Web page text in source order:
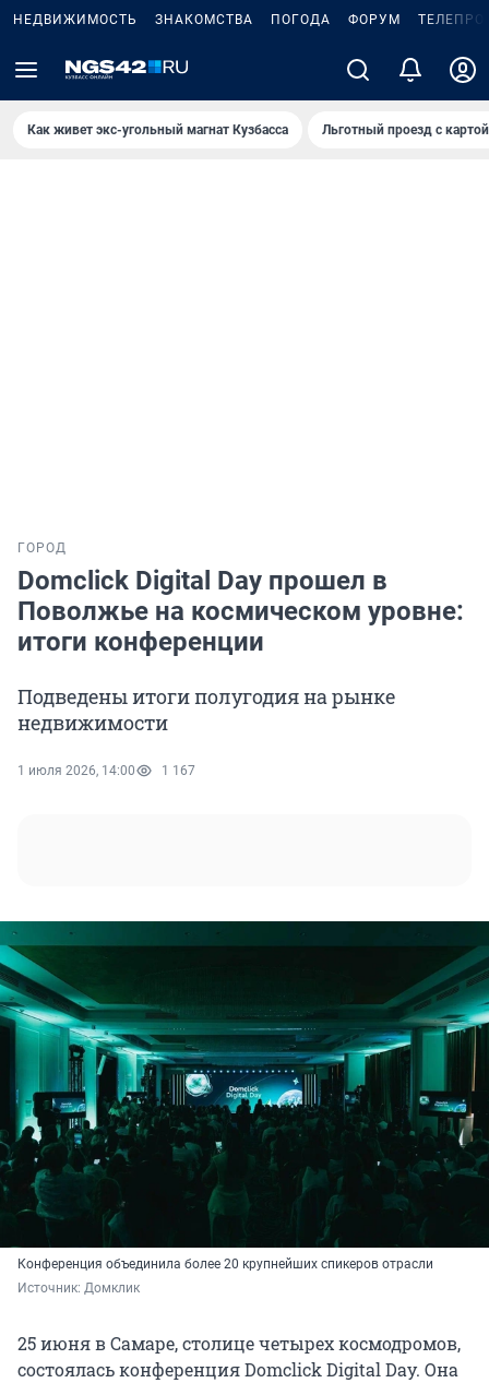
НЕДВИЖИМОСТЬ ЗНАКОМСТВА ПОГОДА ФОРУМ
Как живет экс-угольный магнат Кузбасса Льготный проезд с
ГОРОД
Domclick Digital Day прошел в
Поволжье на космическом уровне:
итоги конференции
Подведены итоги полугодия на рынке
недвижимости
1 июля 2026, 14:00 1 167
Конференция объединила более 20 крупнейших спикеров отрасли
Источник: Домклик
25 июня в Самаре, столице четырех космодромов,
состоялась конференция Domclick Digital Day. Она